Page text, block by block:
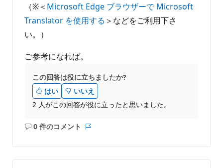
（※＜ Microsoft Edge ブラウザーで Microsoft
Translator を使用する ＞などをご利用下さ
い。）
ご参考になれば。
この回答は役に立ちましたか?
はい
いいえ
2 人がこの回答が役に立ったと思いました。
0 件のコメント
コ
ト
ト